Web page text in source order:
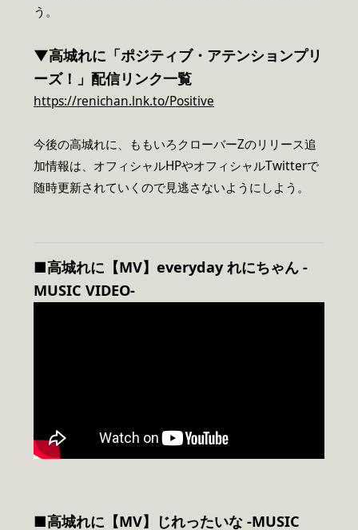
う。
▼高城れに 「ポジティブ・アテンションプリ
ーズ！」配信リンク一覧
https://renichan.lnk.to/Positive
今後の高城れに、ももいろクローバーZのリリース追
加情報は、オフィシャルHPやオフィシャルTwitterで
随時更新されていくので見逃さないようにしよう。
■高城れに【MV】everydayれにちゃん -
MUSIC VIDEO-
■高城れに【MV】じれったいな -MUSIC